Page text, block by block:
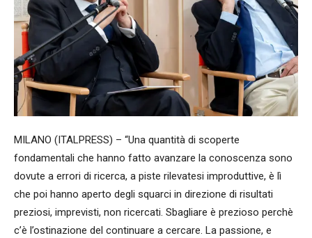
MILANO (ITALPRESS) – “Una quantità di scoperte
fondamentali che hanno fatto avanzare la conoscenza sono
dovute a errori di ricerca, a piste rilevatesi improduttive, è lì
che poi hanno aperto degli squarci in direzione di risultati
preziosi, imprevisti, non ricercati. Sbagliare è prezioso perchè
c’è l’ostinazione del continuare a cercare. La passione, e